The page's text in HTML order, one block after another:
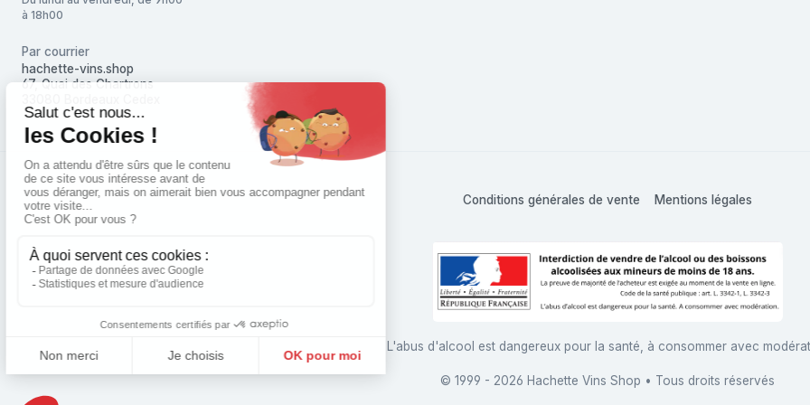
à 18h00
Par courrier
hachette-vins.shop
67, Quai des Chartrons
Conditions générales de vente Mentions légales
L'abus d'alcool est dangereux pour la santé, à consommer avec
© 1999 - 2026 Hachette Vins Shop • Tous droits réservés